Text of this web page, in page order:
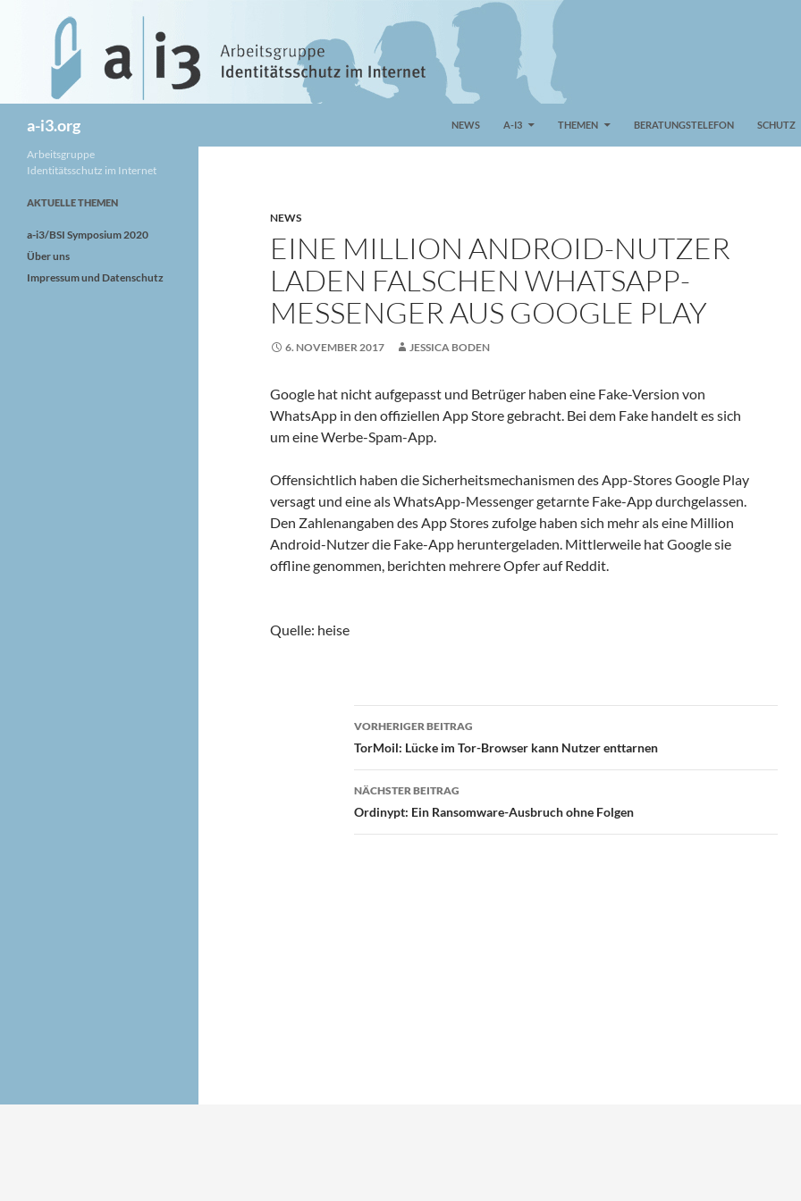
a-i3.org NEWS A-I3 THEMEN BERATUNGSTELEFON SCHUTZ
NEWS
EINE MILLION ANDROID-NUTZER
LADEN FALSCHEN WHATSAPP-
MESSENGER AUS GOOGLE PLAY
6. NOVEMBER 2017 JESSICA BODEN
Google hat nicht aufgepasst und Betrüger haben eine Fake-Version von
WhatsApp in den offiziellen App Store gebracht. Bei dem Fake handelt es sich
um eine Werbe-Spam-App.
Offensichtlich haben die Sicherheitsmechanismen des App-Stores Google Play
versagt und eine als WhatsApp-Messenger getarnte Fake-App durchgelassen.
Den Zahlenangaben des App Stores zufolge haben sich mehr als eine Million
Android-Nutzer die Fake-App heruntergeladen. Mittlerweile hat Google sie
offline genommen, berichten mehrere Opfer auf Reddit.
Quelle: heise
Beitragsnavigation
VORHERIGER BEITRAG
TorMoil: Lücke im Tor-Browser kann Nutzer enttarnen
NÄCHSTER BEITRAG
Ordinypt: Ein Ransomware-Ausbruch ohne Folgen
Arbeitsgruppe
Identitätsschutz im Internet
AKTUELLE THEMEN
a-i3/BSI Symposium 2020
Über uns
Impressum und Datenschutz